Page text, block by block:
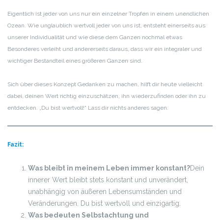
Eigentlich ist jeder von uns nur ein einzelner Tropfen in einem unendlichen
Ozean. Wie unglaublich wertvoll jeder von uns ist, entsteht einerseits aus
unserer Individualität und wie diese dem Ganzen nochmal etwas
Besonderes verleiht und andererseits daraus, dass wir ein integraler und
wichtiger Bestandteil eines größeren Ganzen sind.
Sich über dieses Konzept Gedanken zu machen, hilft dir heute vielleicht
dabei, deinen Wert richtig einzuschätzen, ihn wiederzufinden oder ihn zu
entdecken. „Du bist wertvoll!“ Lass dir nichts anderes sagen.
Fazit:
Was bleibt in meinem Leben immer konstant?Dein
innerer Wert bleibt stets konstant und unverändert,
unabhängig von äußeren Lebensumständen und
Veränderungen. Du bist wertvoll und einzigartig.
Was bedeuten Selbstachtung und